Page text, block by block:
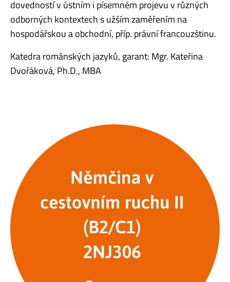
dovedností v ústním i písemném projevu v různých
odborných kontextech s užším zaměřením na
hospodářskou a obchodní, příp. právní francouzštinu.
Katedra románských jazyků, garant: Mgr. Kateřina
Dvořáková, Ph.D., MBA